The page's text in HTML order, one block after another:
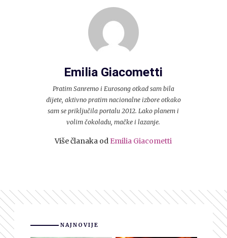
Emilia Giacometti
Pratim Sanremo i Eurosong otkad sam bila
dijete, aktivno pratim nacionalne izbore otkako
sam se priključila portalu 2012. Lako planem i
volim čokoladu, mačke i lazanje.
Više članaka od Emilia Giacometti
NAJNOVIJE